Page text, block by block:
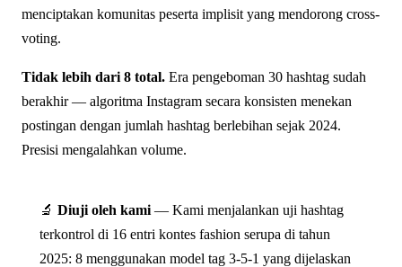
menciptakan komunitas peserta implisit yang mendorong cross-
voting.
Tidak lebih dari 8 total. Era pengeboman 30 hashtag sudah
berakhir — algoritma Instagram secara konsisten menekan
postingan dengan jumlah hashtag berlebihan sejak 2024.
Presisi mengalahkan volume.
🔬 Diuji oleh kami — Kami menjalankan uji hashtag
terkontrol di 16 entri kontes fashion serupa di tahun
2025: 8 menggunakan model tag 3-5-1 yang dijelaskan